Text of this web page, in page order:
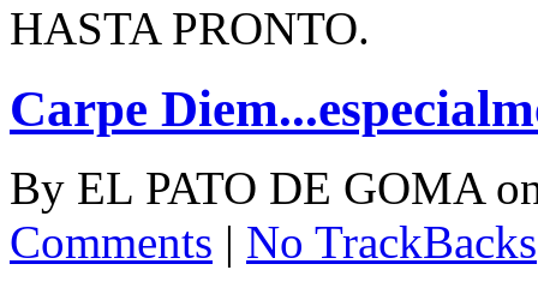
HASTA PRONTO.
Carpe
By EL PATO DE GOMA
Comments | No TrackBacks